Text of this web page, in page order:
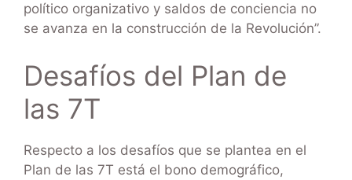
político organizativo y saldos de conciencia no
se avanza en la construcción de la Revolución”.
Desafíos del Plan de
las 7T
Respecto a los desafíos que se plantea en el
Plan de las 7T está el bono demográfico,